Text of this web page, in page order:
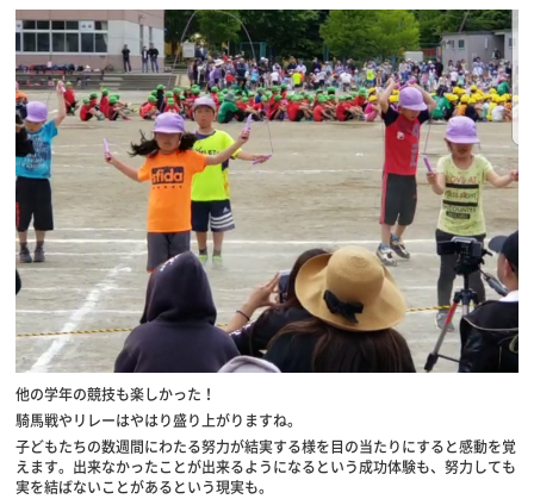
他の学年の競技も楽しかった！
騎馬戦やリレーはやはり盛り上がりますね。
子どもたちの数週間にわたる努力が結実する様を目の当たりにすると感動を覚
えます。出来なかったことが出来るようになるという成功体験も、努力しても
実を結ばないことがあるという現実も。